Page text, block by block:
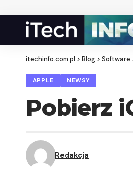
itechinfo.com.pl > Blog > Software
APPLE NEWSY
Pobierz
Redakcja